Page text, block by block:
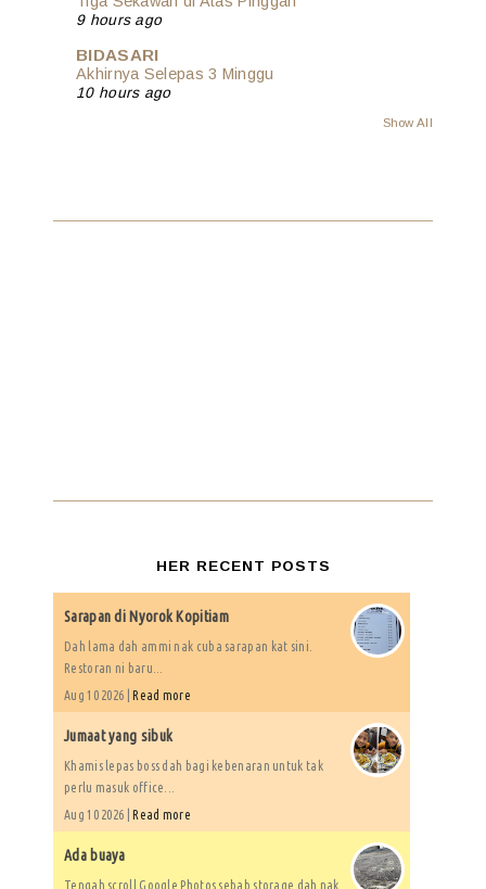
9 hours ago
BIDASARI
Akhirnya Selepas 3 Minggu
10 hours ago
Show All
HER RECENT POSTS
Sarapan di Nyorok Kopitiam
Dah lama dah ammi nak cuba sarapan kat sini.
Restoran ni baru...
Aug 10 2026 |Read more
Jumaat yang sibuk
Khamis lepas boss dah bagi kebenaran untuk tak
perlu masuk office...
Aug 10 2026 |Read more
Ada buaya
Tengah scroll Google Photos sebab storage dah nak